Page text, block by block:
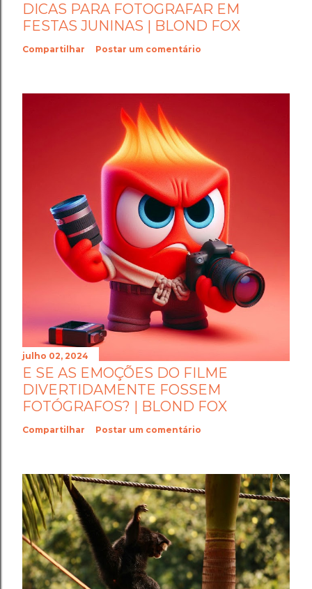
DICAS PARA FOTOGRAFAR EM
FESTAS JUNINAS | BLOND FOX
Compartilhar Postar um comentário
julho 02, 2024
E SE AS EMOÇÕES DO FILME
DIVERTIDAMENTE FOSSEM
FOTÓGRAFOS? | BLOND FOX
Compartilhar Postar um comentário